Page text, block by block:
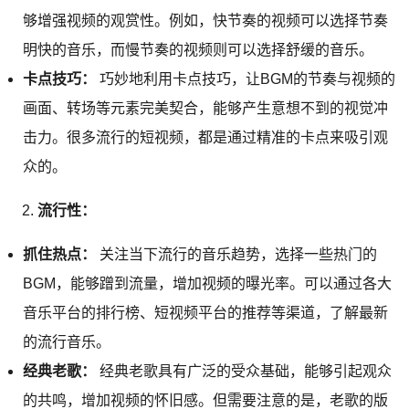
够增强视频的观赏性。例如，快节奏的视频可以选择节奏
明快的音乐，而慢节奏的视频则可以选择舒缓的音乐。
卡点技巧：
巧妙地利用卡点技巧，让BGM的节奏与视频的
画面、转场等元素完美契合，能够产生意想不到的视觉冲
击力。很多流行的短视频，都是通过精准的卡点来吸引观
众的。
流行性：
抓住热点：
关注当下流行的音乐趋势，选择一些热门的
BGM，能够蹭到流量，增加视频的曝光率。可以通过各大
音乐平台的排行榜、短视频平台的推荐等渠道，了解最新
的流行音乐。
经典老歌：
经典老歌具有广泛的受众基础，能够引起观众
的共鸣，增加视频的怀旧感。但需要注意的是，老歌的版